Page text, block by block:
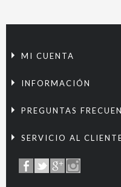
MI CUENTA
INFORMACIÓN
PREGUNTAS
SERVICIO AL